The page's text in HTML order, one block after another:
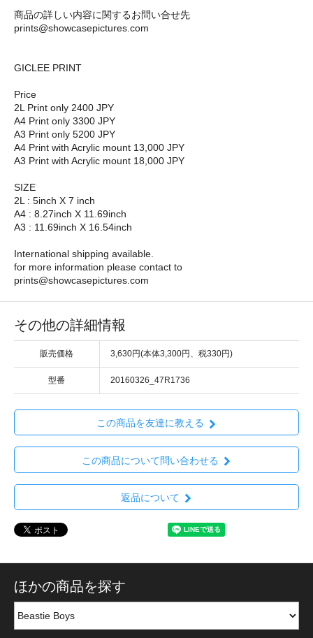
商品の詳しい内容に関するお問い合せ先
prints@showcasepictures.com
GICLEE PRINT
Price
2L Print only 2400 JPY
A4 Print only 3300 JPY
A3 Print only 5200 JPY
A4 Print with Acrylic mount 13,000 JPY
A3 Print with Acrylic mount 18,000 JPY
SIZE
2L : 5inch X 7 inch
A4 : 8.27inch X 11.69inch
A3 : 11.69inch X 16.54inch
International shipping available.
for more information please contact to
prints@showcasepictures.com
その他の詳細情報
販売価格 3,630円(本体3,300円、税330円)
型番 20160326_47R1736
この商品を友達に教える
この商品について問い合わせる
返品について
ほかの商品を探す